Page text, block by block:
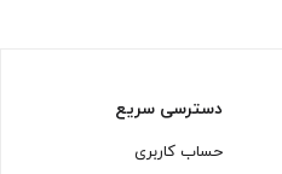
دسترسی سریع
حساب کاربری